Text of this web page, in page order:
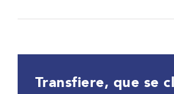
Transfiere, que se